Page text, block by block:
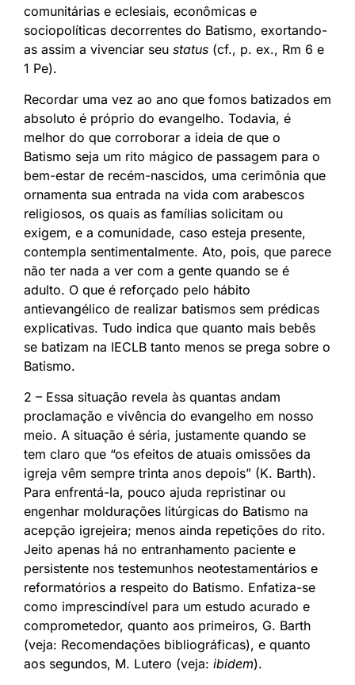
comunitárias e eclesiais, econômicas e
sociopolíticas decorrentes do Batismo, exortando-
as assim a vivenciar seu status (cf., p. ex., Rm 6 e
1 Pe).
Recordar uma vez ao ano que fomos batizados em
absoluto é próprio do evangelho. Todavia, é
melhor do que corroborar a ideia de que o
Batismo seja um rito mágico de passagem para o
bem-estar de recém-nascidos, uma cerimônia que
ornamenta sua entrada na vida com arabescos
religiosos, os quais as famílias solicitam ou
exigem, e a comunidade, caso esteja presente,
contempla sentimentalmente. Ato, pois, que parece
não ter nada a ver com a gente quando se é
adulto. O que é reforçado pelo hábito
antievangélico de realizar batismos sem prédicas
explicativas. Tudo indica que quanto mais bebês
se batizam na IECLB tanto menos se prega sobre o
Batismo.
2 – Essa situação revela às quantas andam
proclamação e vivência do evangelho em nosso
meio. A situação é séria, justamente quando se
tem claro que “os efeitos de atuais omissões da
igreja vêm sempre trinta anos depois” (K. Barth).
Para enfrentá-la, pouco ajuda repristinar ou
engenhar moldurações litúrgicas do Batismo na
acepção igrejeira; menos ainda repetições do rito.
Jeito apenas há no entranhamento paciente e
persistente nos testemunhos neotestamentários e
reformatórios a respeito do Batismo. Enfatiza-se
como imprescindível para um estudo acurado e
comprometedor, quanto aos primeiros, G. Barth
(veja: Recomendações bibliográficas), e quanto
aos segundos, M. Lutero (veja: ibidem).